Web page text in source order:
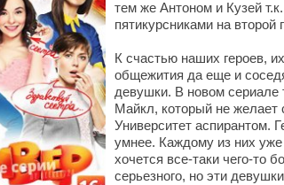
тем же Антоном и Кузей
пятикурсниками на второй
К счастью наших героев,
общежития да еще и
девушки. В новом сериале
Майкл, который не желает
Университет аспирантом.
умнее. Каждому из них уже
хочется все-таки чего-то
серьезного, но эти